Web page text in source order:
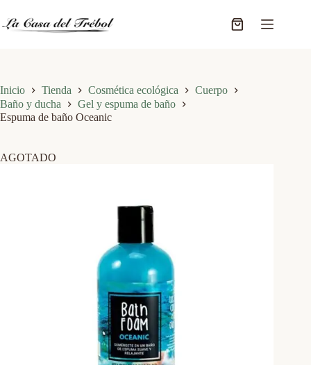
contenido
Carro
Inicio Tienda Cosmética ecológica
Cuerpo
Baño y ducha
Gel y espuma de baño
Espuma de baño Oceanic
AGOTADO